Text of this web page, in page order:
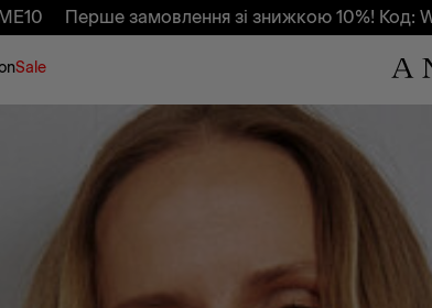
замовлення зі знижкою 10%! Код:
Sale